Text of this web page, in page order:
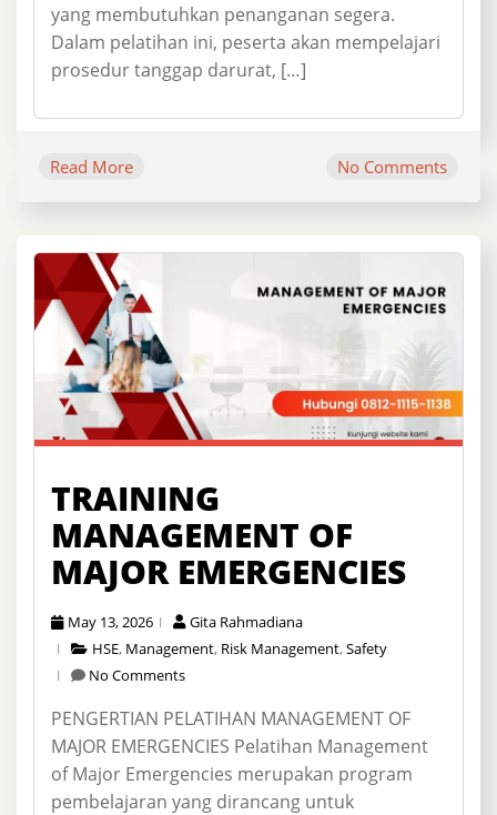
yang membutuhkan penanganan segera.
Dalam pelatihan ini, peserta akan mempelajari
prosedur tanggap darurat, […]
Read More No Comments
TRAINING
MANAGEMENT OF
MAJOR EMERGENCIES
May 13, 2026
Gita Rahmadiana
HSE, Management, Risk Management,Safety
No Comments
PENGERTIAN PELATIHAN MANAGEMENT OF
MAJOR EMERGENCIES Pelatihan Management
of Major Emergencies merupakan program
pembelajaran yang dirancang untuk